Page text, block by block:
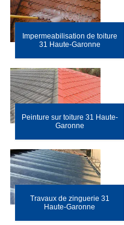
Impermeabilisation de toiture
31 Haute-Garonne
Peinture sur toiture 31 Haute-
Garonne
Travaux de zinguerie 31
Haute-Garonne